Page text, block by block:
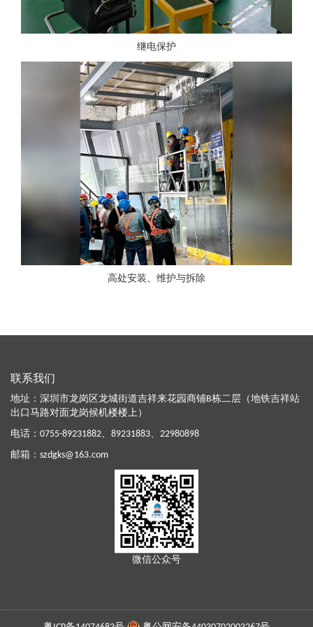
继电保护
高处安装、维护与拆除
联系我们
地址：深圳市龙岗区龙城街道吉祥来花园商铺B栋二层（地铁吉祥站
出口马路对面龙岗候机楼楼上）
电话： 0755-89231882、 89231883、 22980898
邮箱： szdgks@163.com
微信公众号